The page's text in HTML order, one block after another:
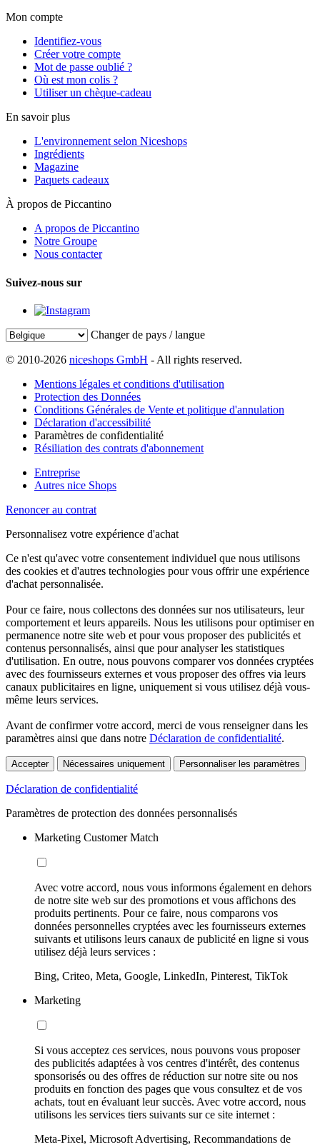
Mon compte
Identifiez-vous
Créer votre compte
Mot de passe oublié ?
Où est mon colis ?
Utiliser un chèque-cadeau
En savoir plus
L'environnement selon Niceshops
Ingrédients
Magazine
Paquets cadeaux
À propos de Piccantino
A propos de Piccantino
Notre Groupe
Nous contacter
Suivez-nous sur
Changer de pays / langue
© 2010-2026 niceshops GmbH - All rights reserved.
Mentions légales et conditions d'utilisation
Protection des Données
Conditions Générales de Vente et politique d'annulation
Déclaration d'accessibilité
Paramètres de confidentialité
Résiliation des contrats d'abonnement
Entreprise
Autres nice Shops
Renoncer au contrat
Personnalisez votre expérience d'achat
Ce n'est qu'avec votre consentement individuel que nous utilisons
des cookies et d'autres technologies pour vous offrir une expérience
d'achat personnalisée.
Pour ce faire, nous collectons des données sur nos utilisateurs, leur
comportement et leurs appareils. Nous les utilisons pour optimiser en
permanence notre site web et pour vous proposer des publicités et
contenus personnalisés, ainsi que pour analyser les statistiques
d'utilisation. En outre, nous pouvons comparer vos données cryptées
avec des fournisseurs externes et vous proposer des offres via leurs
canaux publicitaires en ligne, uniquement si vous utilisez déjà vous-
même leurs services.
Avant de confirmer votre accord, merci de vous renseigner dans les
paramètres ainsi que dans notre Déclaration de confidentialité.
Accepter Nécessaires uniquement Personnaliser les paramètres
Déclaration de confidentialité
Paramètres de protection des données personnalisés
Marketing Customer Match
Avec votre accord, nous vous informons également en dehors
de notre site web sur des promotions et vous affichons des
produits pertinents. Pour ce faire, nous comparons vos
données personnelles cryptées avec les fournisseurs externes
suivants et utilisons leurs canaux de publicité en ligne si vous
utilisez déjà leurs services :
Bing, Criteo, Meta, Google, LinkedIn, Pinterest, TikTok
Marketing
Si vous acceptez ces services, nous pouvons vous proposer
des publicités adaptées à vos centres d'intérêt, des contenus
sponsorisés ou des offres de réduction sur notre site ou nos
produits en fonction des pages que vous consultez et de vos
achats, tout en évaluant leur succès. Avec votre accord, nous
utilisons les services tiers suivants sur ce site internet :
Meta-Pixel, Microsoft Advertising, Recommandations de